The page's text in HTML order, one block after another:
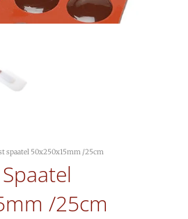
spaatel 50x250x15mm /25cm
/25cm